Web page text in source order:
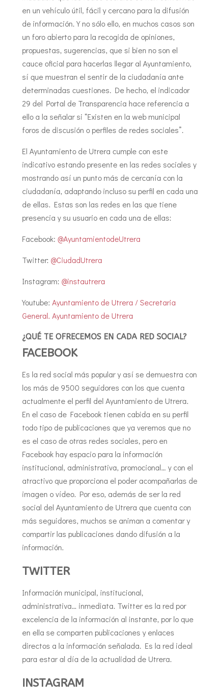
en un vehículo útil, fácil y cercano para la difusión
de información. Y no sólo ello, en muchos casos son
un foro abierto para la recogida de opiniones,
propuestas, sugerencias, que si bien no son el
cauce oficial para hacerlas llegar al Ayuntamiento,
sí que muestran el sentir de la ciudadanía ante
determinadas cuestiones. De hecho, el indicador
29 del Portal de Transparencia hace referencia a
ello a la señalar si “Existen en la web municipal
foros de discusión o perfiles de redes sociales”.
El Ayuntamiento de Utrera cumple con este
indicativo estando presente en las redes sociales y
mostrando así un punto más de cercanía con la
ciudadanía, adaptando incluso su perfil en cada una
de ellas. Estas son las redes en las que tiene
presencia y su usuario en cada una de ellas:
Facebook: @AyuntamientodeUtrera
Twitter: @CiudadUtrera
Instagram: @instautrera
Youtube: Ayuntamiento de Utrera /Secretaria
General. Ayuntamiento de Utrera
¿QUÉ TE OFRECEMOS EN CADA RED SOCIAL?
FACEBOOK
Es la red social más popular y así se demuestra con
los más de 9500 seguidores con los que cuenta
actualmente el perfil del Ayuntamiento de Utrera.
En el caso de Facebook tienen cabida en su perfil
todo tipo de publicaciones que ya veremos que no
es el caso de otras redes sociales, pero en
Facebook hay espacio para la información
institucional, administrativa, promocional… y con el
atractivo que proporciona el poder acompañarlas de
imagen o vídeo. Por eso, además de ser la red
social del Ayuntamiento de Utrera que cuenta con
más seguidores, muchos se animan a comentar y
compartir las publicaciones dando difusión a la
información.
TWITTER
Información municipal, institucional,
administrativa… inmediata. Twitter es la red por
excelencia de la información al instante, por lo que
en ella se comparten publicaciones y enlaces
directos a la información señalada. Es la red ideal
para estar al día de la actualidad de Utrera.
INSTAGRAM